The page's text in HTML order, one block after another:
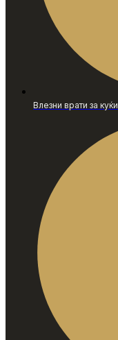
Влезни врати за куќи